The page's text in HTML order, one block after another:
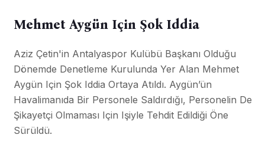
Mehmet Aygün Için Şok Iddia
Aziz Çetin'in Antalyaspor Kulübü Başkanı Olduğu
Dönemde Denetleme Kurulunda Yer Alan Mehmet
Aygün Için Şok Iddia Ortaya Atıldı. Aygün’ün
Havalimanıda Bir Personele Saldırdığı, Personelin De
Şikayetçi Olmaması Için Işiyle Tehdit Edildiği Öne
Sürüldü.